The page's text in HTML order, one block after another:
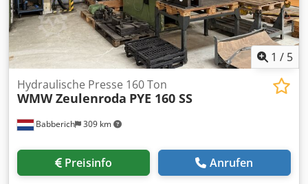
1 / 5
Babberich 309 km
Hydraulische Presse 160 Ton
WMW Zeulenroda PYE 160 SS
Preisinfo Anrufen